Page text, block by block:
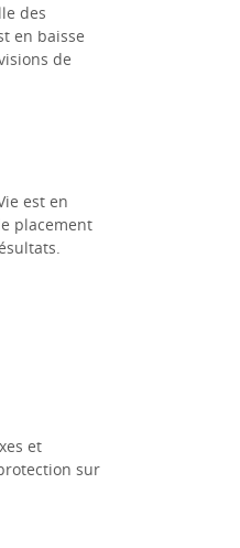
des
en baisse
de
est en
placement
et
sur